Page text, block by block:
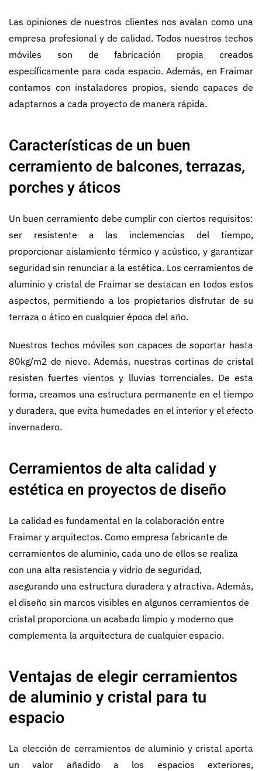
Las opiniones de nuestros clientes nos avalan como una
empresa profesional y de calidad. Todos nuestros techos
móviles son de fabricación propia creados
específicamente para cada espacio. Además, en Fraimar
contamos con instaladores propios, siendo capaces de
adaptarnos a cada proyecto de manera rápida.
Características de un buen
cerramiento de balcones, terrazas,
porches y áticos
Un buen cerramiento debe cumplir con ciertos requisitos:
ser resistente a las inclemencias del tiempo,
proporcionar aislamiento térmico y acústico, y garantizar
seguridad sin renunciar a la estética. Los cerramientos de
aluminio y cristal de Fraimar se destacan en todos estos
aspectos, permitiendo a los propietarios disfrutar de su
terraza o ático en cualquier época del año.
Nuestros techos móviles son capaces de soportar hasta
80kg/m2 de nieve. Además, nuestras cortinas de cristal
resisten fuertes vientos y lluvias torrenciales. De esta
forma, creamos una estructura permanente en el tiempo
y duradera, que evita humedades en el interior y el efecto
invernadero.
Cerramientos de alta calidad y
estética en proyectos de diseño
La calidad es fundamental en la colaboración entre
Fraimar y arquitectos. Como empresa fabricante de
cerramientos de aluminio, cada uno de ellos se realiza
con una alta resistencia y vidrio de seguridad,
asegurando una estructura duradera y atractiva. Además,
el diseño sin marcos visibles en algunos cerramientos de
cristal proporciona un acabado limpio y moderno que
complementa la arquitectura de cualquier espacio.
Ventajas de elegir cerramientos
de aluminio y cristal para tu
espacio
La elección de cerramientos de aluminio y cristal aporta
un valor añadido a los espacios exteriores,